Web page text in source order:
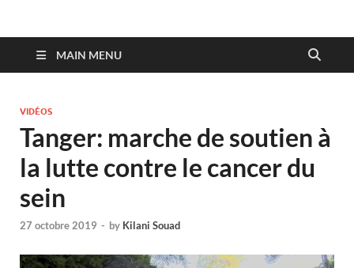
MAIN MENU
VIDÉOS
Tanger: marche de soutien à
la lutte contre le cancer du
sein
27 octobre 2019 - by Kilani Souad